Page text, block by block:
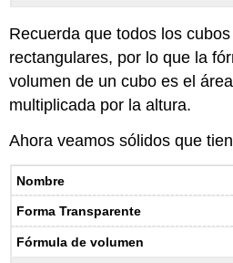
Recuerda que todos los
rectangulares, por lo que la
volumen de un cubo es el
multiplicada por la altura.
Ahora veamos sólidos que
Nombre
Forma Transparente
Fórmula de volumen